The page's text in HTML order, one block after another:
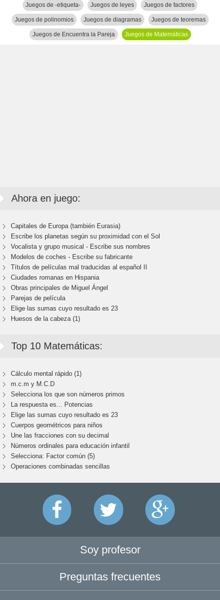
Juegos de -etiqueta- Juegos de leyes Juegos de factores
Juegos de polinomios Juegos de diagramas Juegos de teoremas
Juegos de Encuentra la Pareja Juegos de Matemáticas
Ahora en juego:
Capitales de Europa (también Eurasia)
Escribe los planetas según su proximidad con el Sol
Vocalista y grupo musical - Escribe sus nombres
Modelos de coches - Escribe su fabricante
Títulos de películas mal traducidas al español II
Ciudades romanas en Hispania
Obras principales de Miguel Ángel
Parejas de película
Elige las sumas cuyo resultado es 23
Huesos de la cabeza (1)
Top 10 Matemáticas:
Cálculo mental rápido (1)
m.c.m y M.C.D
Selecciona los que son números primos
La respuesta es... Potencias
Elige las sumas cuyo resultado es 23
Cuerpos geométricos para niños
Une las fracciones con su decimal
Números ordinales para educación infantil
Selecciona: Factor común (5)
Operaciones combinadas sencillas
Soy profesor
Preguntas frecuentes